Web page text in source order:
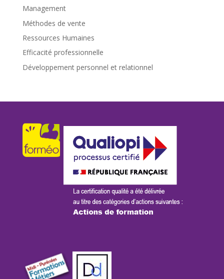
Management
Méthodes de vente
Ressources Humaines
Efficacité professionnelle
Développement personnel et relationnel